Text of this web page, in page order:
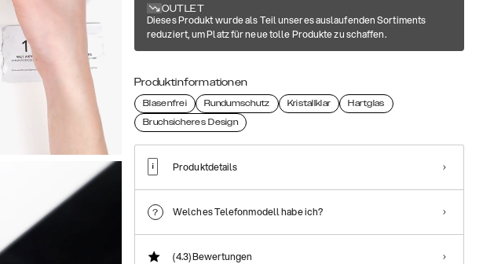
OUTLET
Dieses Produkt wurde als Teil unseres auslaufenden Sortiments
reduziert, um Platz für neue tolle Produkte zu schaffen.
Produktinformationen
Blasenfrei Rundumschutz Kristallklar
Hartglas
Bruchsicheres Design
Produktdetails
Welches Telefonmodell habe ich?
(4.3)Bewertungen